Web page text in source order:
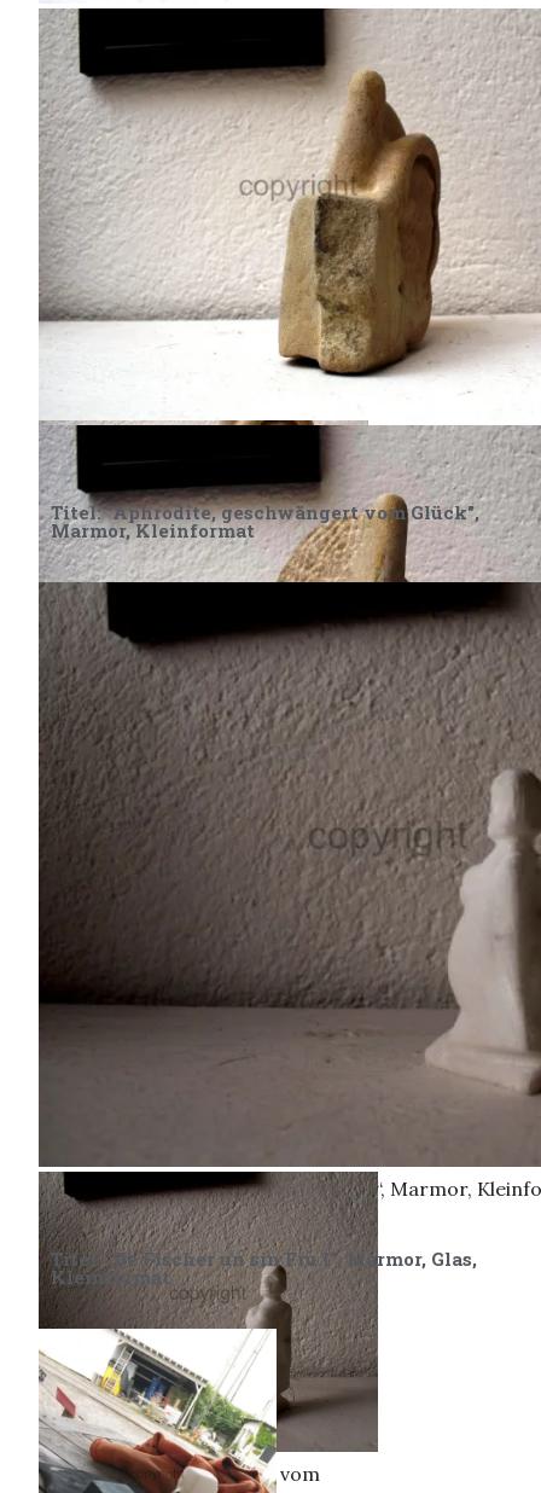
„Listen and feel“ (Hör zu und fühl), Sandstein,
„Listen and feel“ (Hör zu und fühl),
Sandstein, Kleinformat
„Listen and feel“ (Hör zu und fühl),
Sandstein, Kleinformat
„Listen and feel“ (Hör zu und fühl), Sandstein,
Kleinformat
„Listen and feel“ (Hör zu und fühl), Sandstein,
Kleinformat
Titel: "Aphrodite, geschwängert vom Glück",
Marmor, Kleinformat
Aphrodite, geschwängert vom Glück“, Marmor,
Aphrodite, geschwängert vom
Titel: "De Fischer un sin Fru I", Marmor, Glas,
Kleinformat